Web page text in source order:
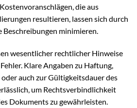
die aus
resultieren, lassen sich durch
Beschreibungen minimieren.
wesentlicher rechtlicher Hinweise
Klare Angaben zu Haftung,
auch zur Gültigkeitsdauer des
um Rechtsverbindlichkeit
Dokuments zu gewährleisten.